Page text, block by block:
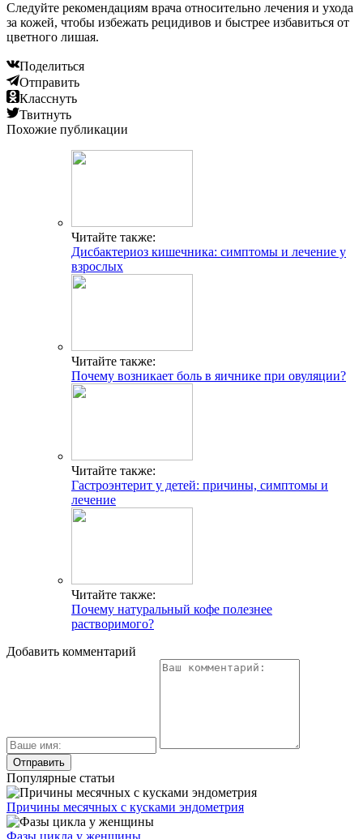
Следуйте рекомендациям врача относительно лечения и ухода
за кожей, чтобы избежать рецидивов и быстрее избавиться от
цветного лишая.
Поделиться
Отправить
Класснуть
Твитнуть
Похожие публикации
Читайте также:
Дисбактериоз кишечника: симптомы и лечение у
взрослых
Читайте также:
Почему возникает боль в яичнике при овуляции?
Читайте также:
Гастроэнтерит у детей: причины, симптомы и
лечение
Читайте также:
Почему натуральный кофе полезнее
растворимого?
Добавить комментарий
Популярные статьи
Причины месячных с кусками эндометрия